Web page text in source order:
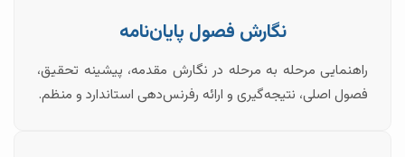
نگارش فصول پایان‌نامه
راهنمایی مرحله به مرحله در نگارش مقدمه، پیشینه تحقیق،
فصول اصلی، نتیجه‌گیری و ارائه رفرنس‌دهی استاندارد و منظم.